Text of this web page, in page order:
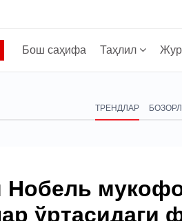
Бош саҳифа Таҳлил
ТРЕНДЛАР
Нобель
ўртасидаги